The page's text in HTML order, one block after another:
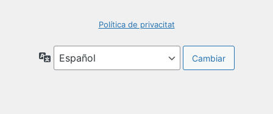
Política de privacitat
Idioma